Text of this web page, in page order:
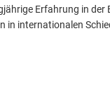
Erfahrung in
in internationalen